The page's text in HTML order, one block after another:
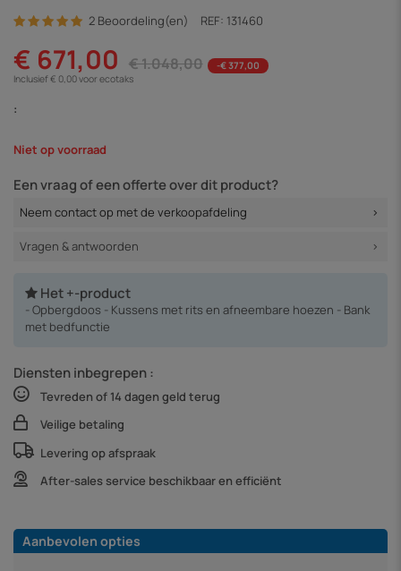
2 Beoordeling(en) REF: 131460
€ 671,00 € 1.048,00
-€ 377,00
Inclusief € 0,00 voor ecotaks
:
Niet op voorraad
Een vraag of een offerte over dit product?
Neem contact op met de verkoopafdeling
Vragen & antwoorden
Het +-product
- Opbergdoos - Kussens met rits en afneembare hoezen - Bank
met bedfunctie
Diensten inbegrepen :
Tevreden of 14 dagen geld terug
Veilige betaling
Levering op afspraak
After-sales service beschikbaar en efficiënt
Aanbevolen opties